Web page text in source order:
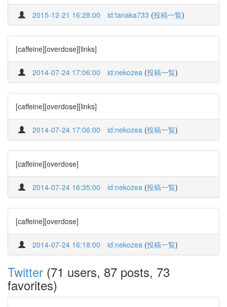
2015-12-21 16:28:00 id:tanaka733 (投稿一覧)
[caffeine][overdose][links]
2014-07-24 17:06:00 id:nekozea (投稿一覧)
[caffeine][overdose][links]
2014-07-24 17:06:00 id:nekozea (投稿一覧)
[caffeine][overdose]
2014-07-24 16:35:00 id:nekozea (投稿一覧)
[caffeine][overdose]
2014-07-24 16:18:00 id:nekozea (投稿一覧)
Twitter (71 users, 87 posts, 73
favorites)